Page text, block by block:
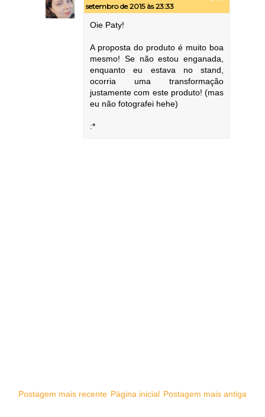
setembro de 2015 às 23:33
Oie Paty!
A proposta do produto é muito boa
mesmo! Se não estou enganada,
enquanto eu estava no stand,
ocorria uma transformação
justamente com este produto! (mas
eu não fotografei hehe)
:*
Postagem mais recente Postagem mais antiga
Página inicial